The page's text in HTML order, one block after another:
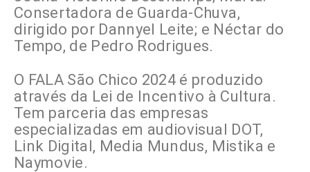
Consertadora de Guarda-Chuva,
dirigido por Dannyel Leite; e Néctar do
Tempo, de Pedro Rodrigues.
O FALA São Chico 2024 é produzido
através da Lei de Incentivo à Cultura.
Tem parceria das empresas
especializadas em audiovisual DOT,
Link Digital, Media Mundus, Mistika e
Naymovie.